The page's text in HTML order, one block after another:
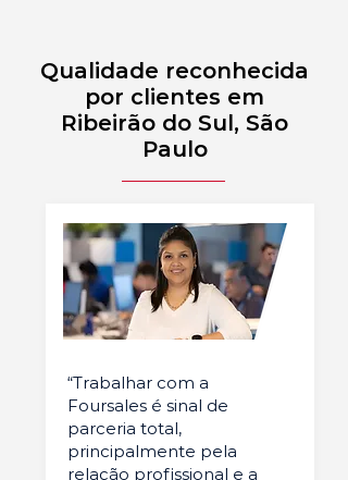
Qualidade reconhecida
por clientes em
Ribeirão do Sul, São
Paulo
“Trabalhar com a
Foursales é sinal de
parceria total,
principalmente pela
relação profissional e a